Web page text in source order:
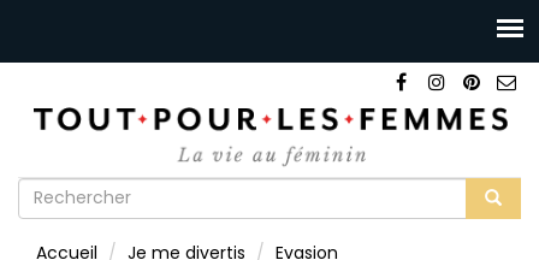
Formulaire
Accueil Je me divertis
Evasion